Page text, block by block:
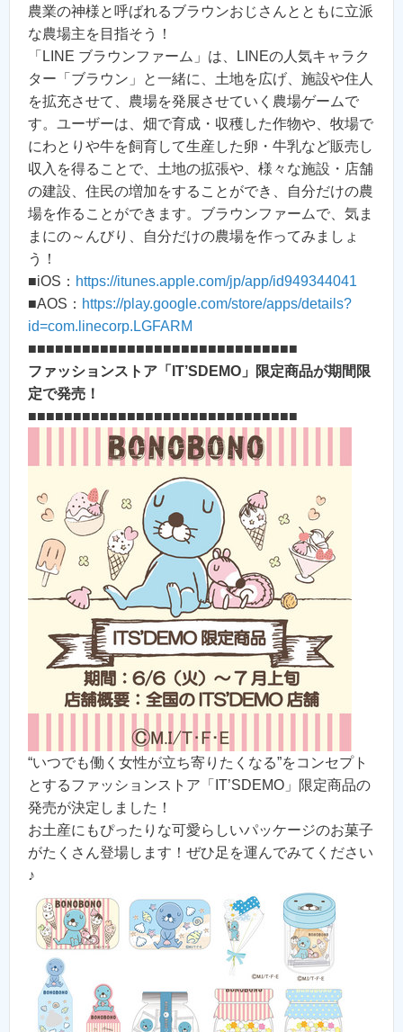
農業の神様と呼ばれるブラウンおじさんとともに立派
な農場主を目指そう！
「LINE ブラウンファーム」は、LINEの人気キャラク
ター「ブラウン」と一緒に、土地を広げ、施設や住人
を拡充させて、農場を発展させていく農場ゲームで
す。ユーザーは、畑で育成・収穫した作物や、牧場で
にわとりや牛を飼育して生産した卵・牛乳など販売し
収入を得ることで、土地の拡張や、様々な施設・店舗
の建設、住民の増加をすることができ、自分だけの農
場を作ることができます。ブラウンファームで、気ま
まにの～んびり、自分だけの農場を作ってみましょ
う！
■iOS： https://itunes.apple.com/jp/app/id949344041
■AOS： https://play.google.com/store/apps/details?
id=com.linecorp.LGFARM
■■■■■■■■■■■■■■■■■■■■■■■■■■■■■■
ファッションストア「IT’SDEMO」限定商品が期間限
定で発売！
■■■■■■■■■■■■■■■■■■■■■■■■■■■■■■
“いつでも働く女性が立ち寄りたくなる”をコンセプト
とするファッションストア「IT’SDEMO」限定商品の
発売が決定しました！
お土産にもぴったりな可愛らしいパッケージのお菓子
がたくさん登場します！ぜひ足を運んでみてください
♪